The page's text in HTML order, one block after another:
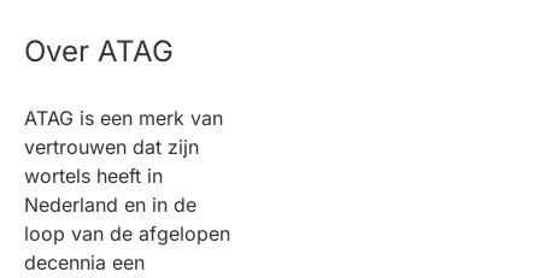
Over ATAG
ATAG is een merk van
vertrouwen dat zijn
wortels heeft in
Nederland en in de
loop van de afgelopen
decennia een